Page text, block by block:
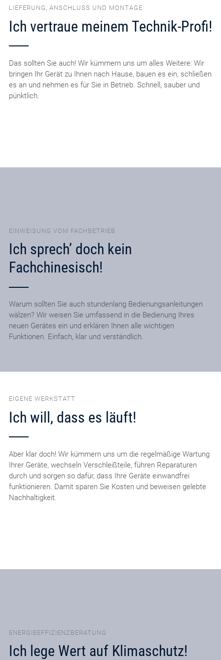
LIEFERUNG, ANSCHLUSS UND MONTAGE
Ich vertraue meinem Technik-Profi!
Das sollten Sie auch! Wir kümmern uns um alles Weitere: Wir
bringen Ihr Gerät zu Ihnen nach Hause, bauen es ein, schließen
es an und nehmen es für Sie in Betrieb. Schnell, sauber und
pünktlich.
EINWEISUNG VOM FACHBETRIEB
Ich sprech’ doch kein
Fachchinesisch!
Warum sollten Sie auch stundenlang Bedienungsanleitungen
wälzen? Wir weisen Sie umfassend in die Bedienung Ihres
neuen Gerätes ein und erklären Ihnen alle wichtigen
Funktionen. Einfach, klar und verständlich.
EIGENE WERKSTATT
Ich will, dass es läuft!
Aber klar doch! Wir kümmern uns um die regelmäßige Wartung
Ihrer Geräte, wechseln Verschleißteile, führen Reparaturen
durch und sorgen so dafür, dass Ihre Geräte einwandfrei
funktionieren. Damit sparen Sie Kosten und beweisen gelebte
Nachhaltigkeit.
ENERGIEEFFIZIENZBERATUNG
Ich lege Wert auf Klimaschutz!